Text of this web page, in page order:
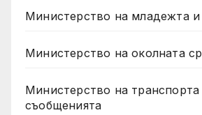
Министерство на младежта и
Министерство на околната
Министерство на транспорта
съобщенията